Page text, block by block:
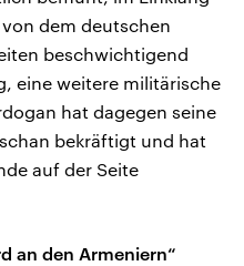
von dem deutschen
beschwichtigend
eine weitere militärische
hat dagegen seine
bekräftigt und hat
auf der Seite
an den Armeniern“